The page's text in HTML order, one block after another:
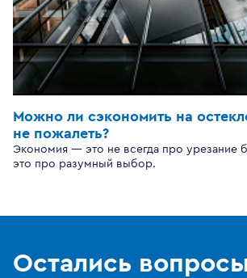
Можно ли сэкономить на
не пожалеть?
Экономия — это не всегда про урезание
это про разумный выбор.
Остались